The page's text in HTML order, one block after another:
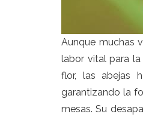
Aunque muchas
labor vital para
flor, las abejas
garantizando la
mesas. Su